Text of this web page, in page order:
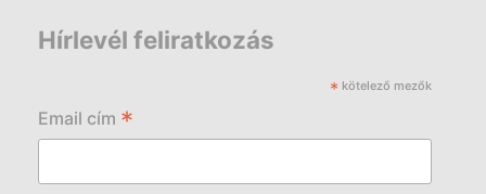
Hírlevél feliratkozás
* kötelező mezők
Email cím *